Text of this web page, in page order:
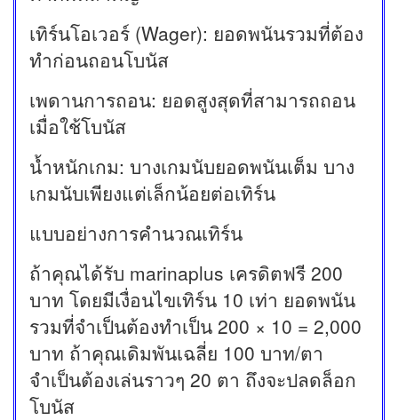
เทิร์นโอเวอร์ (Wager): ยอดพนันรวมที่ต้อง
ทำก่อนถอนโบนัส
เพดานการถอน: ยอดสูงสุดที่สามารถถอน
เมื่อใช้โบนัส
น้ำหนักเกม: บางเกมนับยอดพนันเต็ม บาง
เกมนับเพียงแต่เล็กน้อยต่อเทิร์น
แบบอย่างการคำนวณเทิร์น
ถ้าคุณได้รับ marinaplus เครดิตฟรี 200
บาท โดยมีเงื่อนไขเทิร์น 10 เท่า ยอดพนัน
รวมที่จำเป็นต้องทำเป็น 200 × 10 = 2,000
บาท ถ้าคุณเดิมพันเฉลี่ย 100 บาท/ตา
จำเป็นต้องเล่นราวๆ 20 ตา ถึงจะปลดล็อก
โบนัส